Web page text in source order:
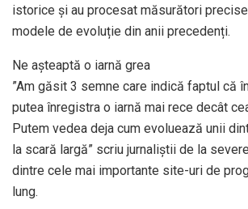
istorice și au procesat măsurători
modele de evoluție din anii precedenți.
Ne așteaptă o iarnă grea
”Am găsit 3 semne care indică faptul că
putea înregistra o iarnă mai rece decât
Putem vedea deja cum evoluează unii
la scară largă” scriu jurnaliștii de la
dintre cele mai importante site-uri de
lung.